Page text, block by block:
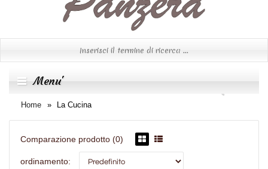
Menu'
Home La Cucina
Comparazione prodotto (0)
ordinamento: